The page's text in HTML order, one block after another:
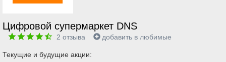
Цифровой супермаркет DNS
2 отзыва добавить в любимые
Текущие и будущие акции: